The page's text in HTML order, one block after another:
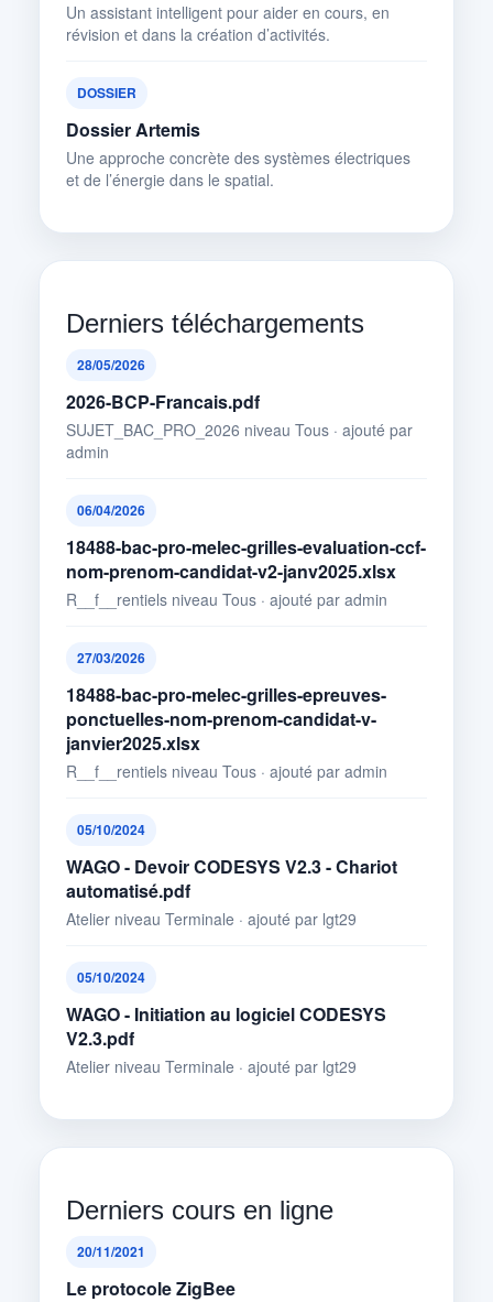
Un assistant intelligent pour aider en cours, en
révision et dans la création d’activités.
DOSSIER
Dossier Artemis
Une approche concrète des systèmes électriques
et de l’énergie dans le spatial.
Derniers téléchargements
28/05/2026
2026-BCP-Francais.pdf
SUJET_BAC_PRO_2026 niveau Tous · ajouté par
admin
06/04/2026
18488-bac-pro-melec-grilles-evaluation-ccf-
nom-prenom-candidat-v2-janv2025.xlsx
R__f__rentiels niveau Tous · ajouté par admin
27/03/2026
18488-bac-pro-melec-grilles-epreuves-
ponctuelles-nom-prenom-candidat-v-
janvier2025.xlsx
R__f__rentiels niveau Tous · ajouté par admin
05/10/2024
WAGO - Devoir CODESYS V2.3 - Chariot
automatisé.pdf
Atelier niveau Terminale · ajouté par lgt29
05/10/2024
WAGO - Initiation au logiciel CODESYS
V2.3.pdf
Atelier niveau Terminale · ajouté par lgt29
Derniers cours en ligne
20/11/2021
Le protocole ZigBee